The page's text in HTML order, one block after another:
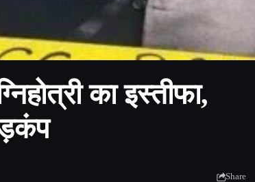
का इस्तीफा,
Share